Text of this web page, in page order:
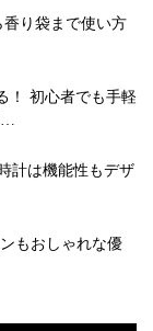
り袋まで使い方
！ 初心者でも手軽
計は機能性もデザ
もおしゃれな優